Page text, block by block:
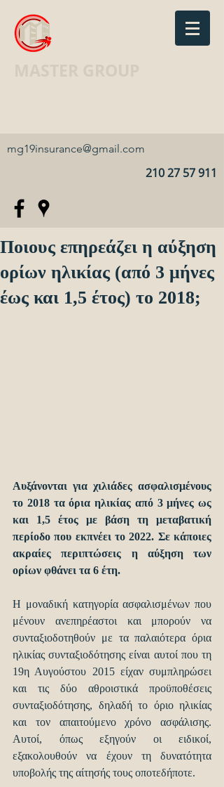
mg19insurance@gmail.com
210 27 57 911
Ποιους επηρεάζει η αύξηση
ορίων ηλικίας (από 3 μήνες
έως και 1,5 έτος) το 2018;
Αυξάνονται για χιλιάδες ασφαλισμένους
το 2018 τα όρια ηλικίας από 3 μήνες ως
και 1,5 έτος με βάση τη μεταβατική
περίοδο που εκπνέει το 2022. Σε κάποιες
ακραίες περιπτώσεις η αύξηση των
ορίων φθάνει τα 6 έτη.
Η μοναδική κατηγορία ασφαλισμένων που
μένουν ανεπηρέαστοι και μπορούν να
συνταξιοδοτηθούν με τα παλαιότερα όρια
ηλικίας συνταξιοδότησης είναι αυτοί που τη
19η Αυγούστου 2015 είχαν συμπληρώσει
και τις δύο αθροιστικά προϋποθέσεις
συνταξιοδότησης, δηλαδή το όριο ηλικίας
και τον απαιτούμενο χρόνο ασφάλισης.
Αυτοί, όπως εξηγούν οι ειδικοί,
εξακολουθούν να έχουν τη δυνατότητα
υποβολής της αίτησής τους οποτεδήποτε.